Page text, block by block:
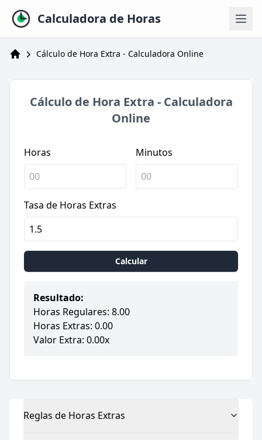
Calculadora de Horas
Calculadora de Horas
Cálculo de Hora Extra - Calculadora Online
Cálculo de Hora Extra - Calculadora
Online
Horas Minutos
Tasa de Horas Extras
Calcular
Resultado:
Horas Regulares: 8.00
Horas Extras: 0.00
Valor Extra: 0.00x
Reglas de Horas Extras